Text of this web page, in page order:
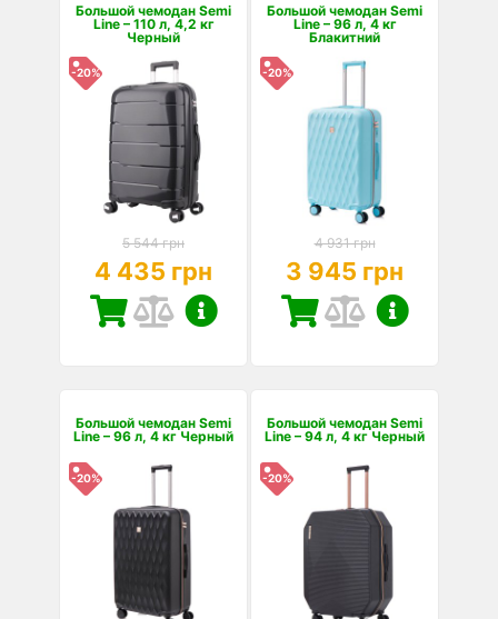
Большой чемодан Semi
Line – 110 л, 4,2 кг
Черный
-20%
5 544 грн
4 435 грн
Большой чемодан Semi
Line – 96 л, 4 кг
Блакитний
-20%
4 931 грн
3 945 грн
Большой чемодан Semi
Line – 96 л, 4 кг Черный
-20%
Большой чемодан Semi
Line – 94 л, 4 кг Черный
-20%